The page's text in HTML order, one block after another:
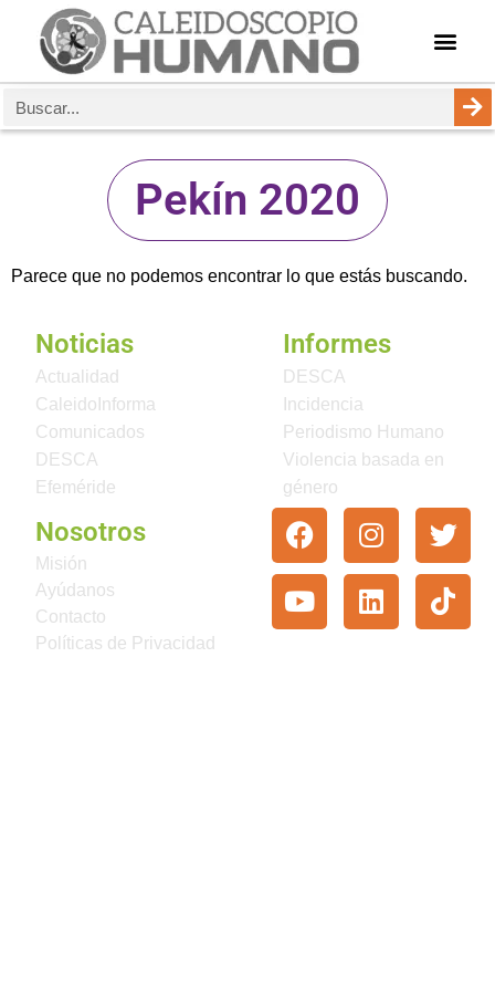
Pekín 2020
Parece que no podemos encontrar lo que estás buscando.
Noticias
Actualidad
CaleidoInforma
Comunicados
DESCA
Efeméride
Informes
DESCA
Incidencia
Periodismo Humano
Violencia basada en
género
Nosotros
Misión
Ayúdanos
Contacto
Políticas de Privacidad